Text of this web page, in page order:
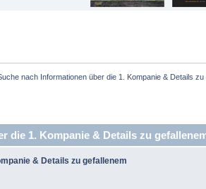
nach Informationen über die 1. Kompanie & Details
die 1. Kompanie & Details zu
& Details zu gefallenem